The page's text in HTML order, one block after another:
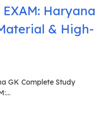
EXAM: Haryana
& High-
GK Complete Study